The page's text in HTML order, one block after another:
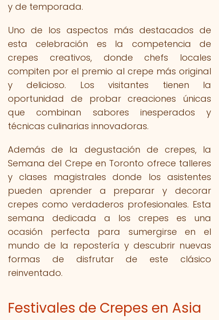
y de temporada.
Uno de los aspectos más destacados de
esta celebración es la competencia de
crepes creativos, donde chefs locales
compiten por el premio al crepe más original
y delicioso. Los visitantes tienen la
oportunidad de probar creaciones únicas
que combinan sabores inesperados y
técnicas culinarias innovadoras.
Además de la degustación de crepes, la
Semana del Crepe en Toronto ofrece talleres
y clases magistrales donde los asistentes
pueden aprender a preparar y decorar
crepes como verdaderos profesionales. Esta
semana dedicada a los crepes es una
ocasión perfecta para sumergirse en el
mundo de la repostería y descubrir nuevas
formas de disfrutar de este clásico
reinventado.
Festivales de Crepes en Asia